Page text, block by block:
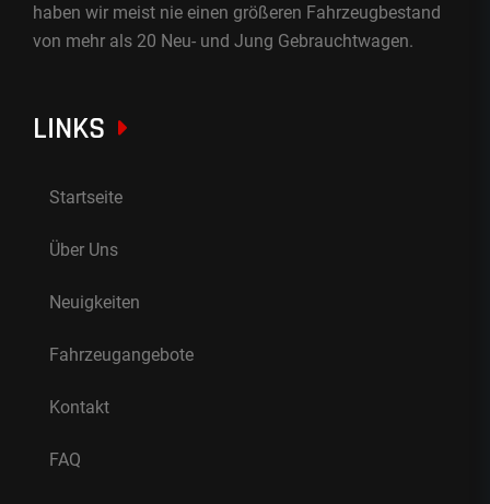
haben wir meist nie einen größeren Fahrzeugbestand
von mehr als 20 Neu- und Jung Gebrauchtwagen.
LINKS
Startseite
Über Uns
Neuigkeiten
Fahrzeugangebote
Kontakt
FAQ